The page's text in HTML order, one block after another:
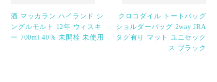
酒 マッカラン ハイランド シ
ングルモルト 12年 ウィスキ
ー 700ml 40％ 未開栓 未使用
クロコダイル トートバッグ
ショルダーバッグ 2way JRA
タグ有り マット ユニセック
ス ブラック